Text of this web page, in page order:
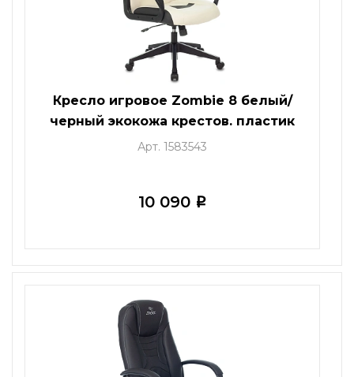
Кресло игровое Zombie 8 белый/
черный экокожа крестов. пластик
Арт. 1583543
10 090 i